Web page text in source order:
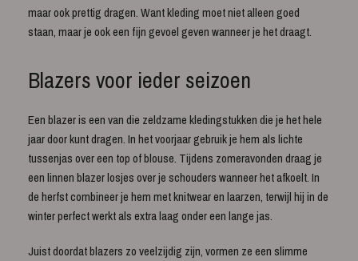
maar ook prettig dragen. Want kleding moet niet alleen goed
staan, maar je ook een fijn gevoel geven wanneer je het draagt.
Blazers voor ieder seizoen
Een blazer is een van die zeldzame kledingstukken die je het hele
jaar door kunt dragen. In het voorjaar gebruik je hem als lichte
tussenjas over een top of blouse. Tijdens zomeravonden draag je
een linnen blazer losjes over je schouders wanneer het afkoelt. In
de herfst combineer je hem met knitwear en laarzen, terwijl hij in de
winter perfect werkt als extra laag onder een lange jas.
Juist doordat blazers zo veelzijdig zijn, vormen ze een slimme